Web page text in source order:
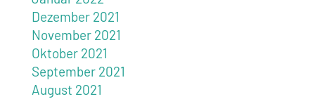
Dezember 2021
November 2021
Oktober 2021
September 2021
August 2021